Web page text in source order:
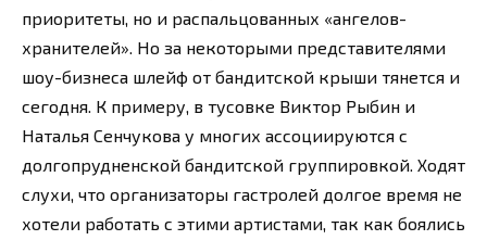
приоритеты, но и распальцованных «ангелов-
хранителей». Но за некоторыми представителями
шоу-бизнеса шлейф от бандитской крыши тянется и
сегодня. К примеру, в тусовке Виктор Рыбин и
Наталья Сенчукова у многих ассоциируются с
долгопрудненской бандитской группировкой. Ходят
слухи, что организаторы гастролей долгое время не
хотели работать с этими артистами, так как боялись